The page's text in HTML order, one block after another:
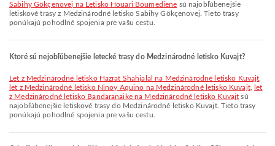
Sabihy Gökçenovej na Letisko Houari Boumediene sú najobľúbenejšie
letiskové trasy z Medzinárodné letisko Sabihy Gökçenovej. Tieto trasy
ponúkajú pohodlné spojenia pre vašu cestu.
Ktoré sú nejobľúbenejšie letecké trasy do Medzinárodné letisko Kuvajt?
let z Medzinárodné letisko Hazrat Shahjalal na Medzinárodné letisko Kuvajt
let z Medzinárodné letisko Ninoy Aquino na Medzinárodné letisko Kuvajt,
let
z Medzinárodné letisko Bandaranaike na Medzinárodné letisko Kuvajt sú
najobľúbenejšie letiskové trasy do Medzinárodné letisko Kuvajt. Tieto trasy
ponúkajú pohodlné spojenia pre vašu cestu.